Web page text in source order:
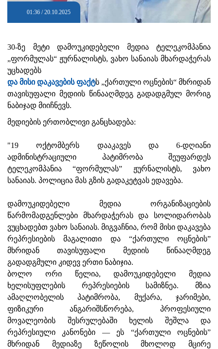
01:36 / 20.10.2025
30-ზე მეტი დამოუკიდებელი მედია ტელეკომპანია
„ფორმულას“ ჟურნალისტს, ვახო სანაიას მხარდაჭერას
უცხადებს
და მისი დაკავების ფაქტს „ქართული ოცნების“ მხრიდან
თავისუფალი მედიის წინააღმდეგ გადადგმულ მორიგ
ნაბიჯად მიიჩნევს.
მედიების ერთობლივი განცხადება:
"19 ოქტომბერს დააკავეს და 6-დღიანი
ადმინისტრაციული პატიმრობა შეუფარდეს
ტელეკომპანია “ფორმულას” ჟურნალისტს, ვახო
სანაიას. პოლიცია მას გზის გადაკეტვას ედავება.
დამოუკიდებელი მედია ორგანიზაციების
წარმომადგენლები მხარდაჭერას და სოლიდარობას
ვუცხადებთ ვახო სანაიას. მიგვაჩნია, რომ მისი დაკავება
რეპრესიების მაგალითი და “ქართული ოცნების”
მხრიდან თავისუფალი მედიის წინააღმდეგ
გადადგმული კიდევ ერთი ნაბიჯია.
ბოლო ორი წელია, დამოუკიდებელი მედია
ხელისუფლების რეპრესიების სამიზნეა. მზია
ამაღლობელის პატიმრობა, მუქარა, ჯარიმები,
ფიზიკური ანგარიშსწორება, პროფესიული
მოვალეობის შესრულებაში ხელის შეშლა და
რეპრესიული კანონები — ეს “ქართული ოცნების”
მხრიდან მედიაზე ზეწოლის მხოლოდ მცირე